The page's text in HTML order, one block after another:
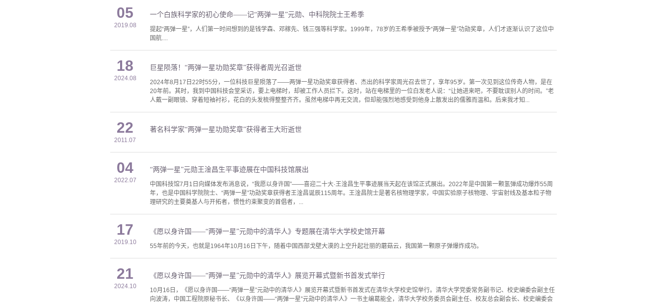
05
2019.08
一个白族科学家的初心使命——记“两弹一星”元勋、中科院院士王希季
提起“两弹一星”，人们第一时间想到的是钱学森、邓稼先、钱三强等科学家。1999年，78岁的王希季被授予“两弹一星”功勋奖章，人们才逐渐认识了这位中
国航....
18
2024.08
巨星陨落！“两弹一星功勋奖章”获得者周光召逝世
2024年8月17日22时55分，一位科技巨星陨落了——两弹一星功勋奖章获得者、杰出的科学家周光召去世了，享年95岁。第一次见到这位传奇人物，是在
20年前。其时，我到中国科技会堂采访，要上电梯时，却被工作人员拦下。这时，站在电梯里的一位白发老人说：“让她进来吧，不要耽误别人的时间。”老
人戴一副眼镜、穿着短袖衬衫，花白的头发梳得整整齐齐。虽然电梯中再无交流，但却能强烈地感受到他身上散发出的儒雅而温和。后来我才知...
22
2011.07
著名科学家“两弹一星功勋奖章”获得者王大珩逝世
04
2022.07
“两弹一星”元勋王淦昌生平事迹展在中国科技馆展出
中国科技馆7月1日向媒体发布消息说，“我愿以身许国”——喜迎二十大·王淦昌生平事迹展当天起在该馆正式展出。2022年是中国第一颗氢弹成功爆炸55周
年，也是中国科学院院士、“两弹一星”功勋奖章获得者王淦昌诞辰115周年。王淦昌院士是著名核物理学家，中国实验原子核物理、宇宙射线及基本粒子物
理研究的主要奠基人与开拓者，惯性约束聚变的首倡者，...
17
2019.10
《愿以身许国——“两弹一星”元勋中的清华人》专题展在清华大学校史馆开幕
55年前的今天，也就是1964年10月16日下午，随着中国西部戈壁大漠的上空升起壮丽的蘑菇云，我国第一颗原子弹爆炸成功。
21
2024.10
《愿以身许国——“两弹一星”元勋中的清华人》展览开幕式暨新书首发式举行
10月16日，《愿以身许国——“两弹一星”元勋中的清华人》展览开幕式暨新书首发式在清华大学校史馆举行。清华大学党委常务副书记、校史编委会副主任
向波涛，中国工程院原秘书长、《以身许国——“两弹一星”元勋中的清华人》一书主编葛能全，清华大学校务委员会副主任、校友总会副会长、校史编委会